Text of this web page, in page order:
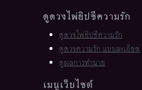
ดูดวงไพ่ยิปซีความรัก
ดูดวงไพ่ยิปซีความรัก
ดูดวงความรัก แบบละเอียด
ดูผลการทำนาย
เมนูเว็บไซต์